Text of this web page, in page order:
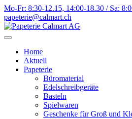
Weiter
zum
Inhalt
Mo-Fr: 8:30-12.15, 14:00-18.30 / Sa:
papeterie@calmart.ch
Home
Aktuell
Papeterie
Büromaterial
Edelschreibgeräte
Basteln
Spielwaren
Geschenke für Groß und